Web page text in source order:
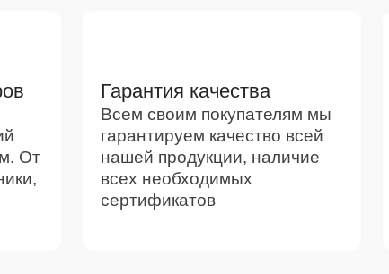
От
Гарантия качества
Всем своим покупателям мы
гарантируем качество всей
нашей продукции, наличие
всех необходимых
сертификатов